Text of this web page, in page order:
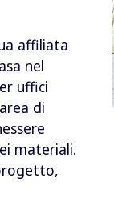
affiliata
nel
uffici
di
materiali.